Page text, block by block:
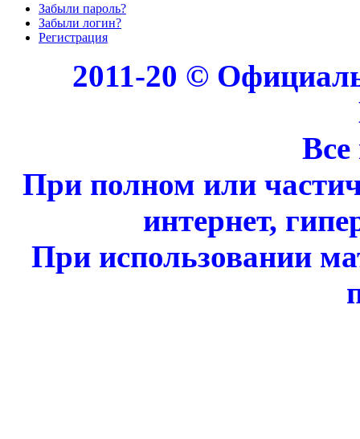
Забыли пароль?
Забыли логин?
Регистрация
2011-20 ©
При полном или
интернет,
При использовании